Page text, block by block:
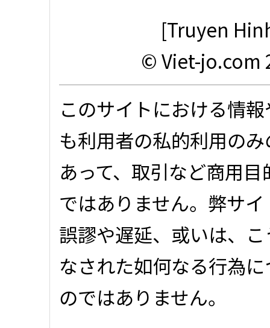
[Truyen
© Viet-jo.com
このサイトにおける情
も利用者の私的利用の
あって、取引など商用
ではありません。弊サ
誤謬や遅延、或いは、
なされた如何なる行為
のではありません。